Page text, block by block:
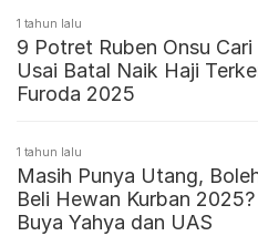
1 tahun lalu
9 Potret Ruben Onsu Cari
Usai Batal Naik Haji
Furoda 2025
1 tahun lalu
Masih Punya Utang,
Beli Hewan Kurban
Buya Yahya dan UAS